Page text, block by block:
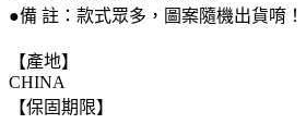
●備 註：款式眾多，圖案隨機出貨唷！
【產地】
CHINA
【保固期限】